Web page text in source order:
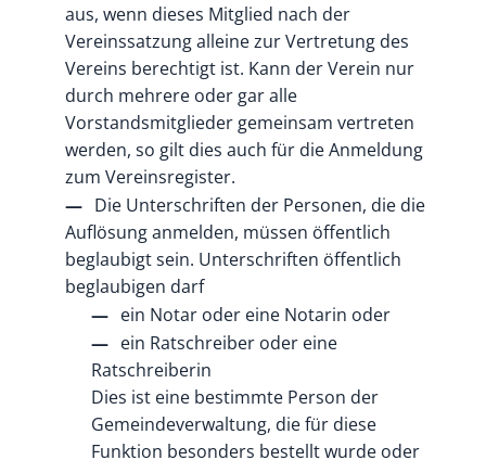
aus, wenn dieses Mitglied nach der
Vereinssatzung alleine zur Vertretung des
Vereins berechtigt ist. Kann der Verein nur
durch mehrere oder gar alle
Vorstandsmitglieder gemeinsam vertreten
werden, so gilt dies auch für die Anmeldung
zum Vereinsregister.
Die Unterschriften der Personen, die die
Auflösung anmelden, müssen öffentlich
beglaubigt sein. Unterschriften öffentlich
beglaubigen darf
ein Notar oder eine Notarin oder
ein Ratschreiber oder eine
Ratschreiberin
Dies ist eine bestimmte Person der
Gemeindeverwaltung, die für diese
Funktion besonders bestellt wurde oder